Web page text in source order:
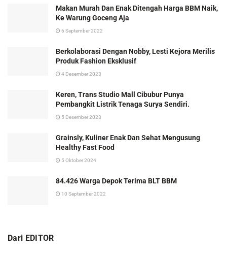
Makan Murah Dan Enak Ditengah Harga BBM Naik,
Ke Warung Goceng Aja
6 September 2022
Berkolaborasi Dengan Nobby, Lesti Kejora Merilis
Produk Fashion Eksklusif
4 Desember 2023
Keren, Trans Studio Mall Cibubur Punya
Pembangkit Listrik Tenaga Surya Sendiri.
5 Desember 2023
Grainsly, Kuliner Enak Dan Sehat Mengusung
Healthy Fast Food
5 Oktober 2024
84.426 Warga Depok Terima BLT BBM
10 September 2022
Dari EDITOR